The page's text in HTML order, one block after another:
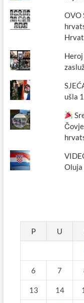
OVO
ušla
Oluja
P U
6 7
13 14